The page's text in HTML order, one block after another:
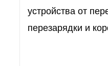
устройства от
перезарядки и